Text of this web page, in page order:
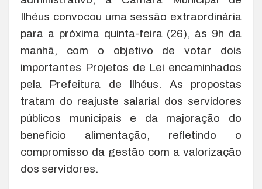
Ilhéus convocou uma sessão extraordinária
para a próxima quinta-feira (26), às 9h da
manhã, com o objetivo de votar dois
importantes Projetos de Lei encaminhados
pela Prefeitura de Ilhéus. As propostas
tratam do reajuste salarial dos servidores
públicos municipais e da majoração do
benefício alimentação, refletindo o
compromisso da gestão com a valorização
dos servidores.